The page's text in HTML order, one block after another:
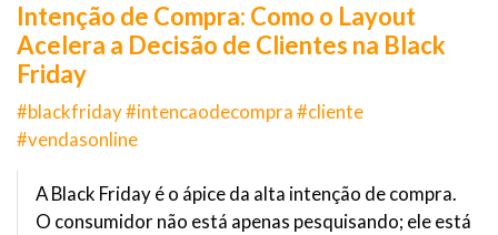
Intenção de Compra: Como o Layout
Acelera a Decisão de Clientes na Black
Friday
#blackfriday #intencaodecompra #cliente
#vendasonline
A Black Friday é o ápice da alta intenção de compra.
O consumidor não está apenas pesquisando; ele está